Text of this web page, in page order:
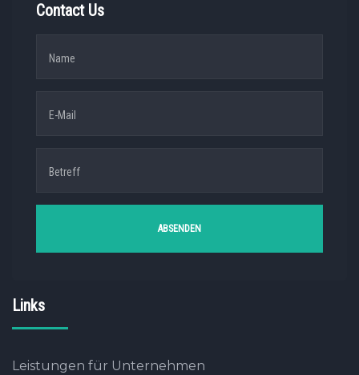
Contact Us
Links
Leistungen für Unternehmen